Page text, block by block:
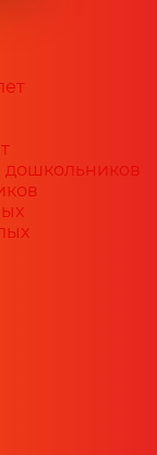
дошкольников